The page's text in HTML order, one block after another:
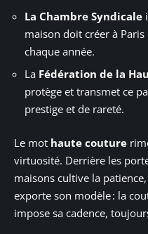
La Chambre Syndicale
maison doit créer à
chaque année.
La Fédération de la
protège et transmet ce
prestige et de rareté.
Le mot haute couture
virtuosité. Derrière les
maisons cultive la
exporte son modèle : la
impose sa cadence,